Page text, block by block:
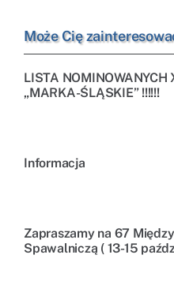
Może Cię
LISTA NOMINOWANYCH
„MARKA-ŚLĄSKIE” !!!!!!
Informacja
Zapraszamy na 67
Spawalniczą ( 13-15